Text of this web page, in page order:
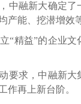
融新大确定了
产能、挖潜增效
益”的企业文
求，中融新大
作再上新台阶。